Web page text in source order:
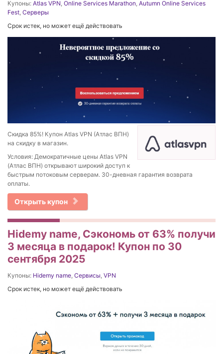
Купоны: Atlas VPN, Online Services Marathon, Autumn Online Services
Fest, Серверы
Срок истек, но может ещё действовать
Скидка 85%! Купон Atlas VPN (Атлас ВПН)
на скидку в магазин.
Условия: Демократичные цены Atlas VPN
(Атлас ВПН) открывают широкий доступ к
быстрым потоковым серверам. 30-дневная гарантия возврата
оплаты.
Открыть купон
Hidemy name, Сэкономь от 63% получи
3 месяца в подарок! Купон по 30
сентября 2025
Купоны: Hidemy name, Сервисы, VPN
Срок истек, но может ещё действовать